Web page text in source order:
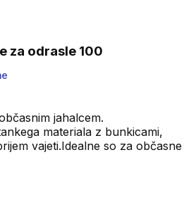
za odrasle 100
ocene
jahalcem.
materiala z bunkicami,
vajeti.Idealne so za občasne